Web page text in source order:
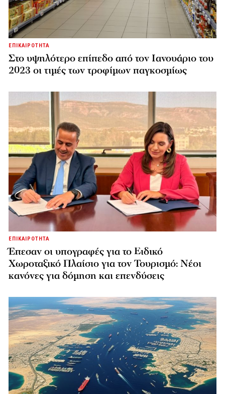
ΕΠΙΚΑΙΡΟΤΗΤΑ
Στο υψηλότερο επίπεδο από τον Ιανουάριο του
2023 οι τιμές των τροφίμων παγκοσμίως
ΕΠΙΚΑΙΡΟΤΗΤΑ
Έπεσαν οι υπογραφές για το Ειδικό
Χωροταξικό Πλαίσιο για τον Τουρισμό: Νέοι
κανόνες για δόμηση και επενδύσεις